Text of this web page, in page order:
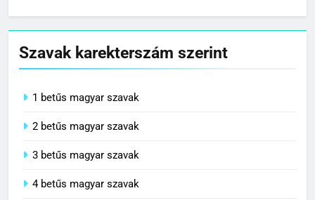
Szavak karekterszám szerint
1 betűs magyar szavak
2 betűs magyar szavak
3 betűs magyar szavak
4 betűs magyar szavak